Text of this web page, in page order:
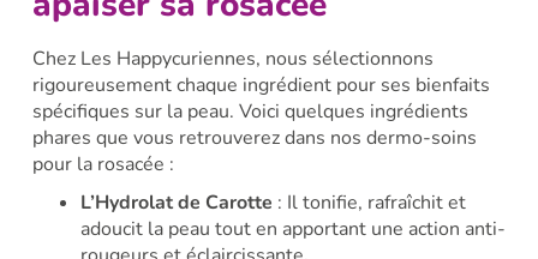
Chez Les Happycuriennes, nous sélectionnons
rigoureusement chaque ingrédient pour ses bienfaits
spécifiques sur la peau. Voici quelques ingrédients
phares que vous retrouverez dans nos dermo-soins
pour la rosacée :
L’Hydrolat de Carotte : Il tonifie, rafraîchit et
adoucit la peau tout en apportant une action anti-